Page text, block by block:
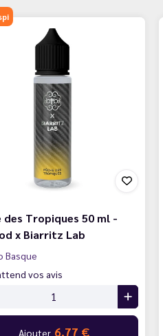
des Tropiques 50 ml -
x Biarritz Lab
Basque
vos avis
Ajouter 6,77 €